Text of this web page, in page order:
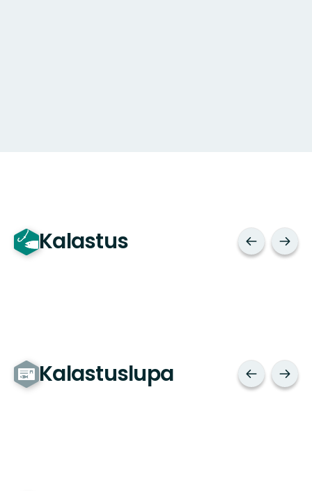
Kalastus
Kalastuslupa